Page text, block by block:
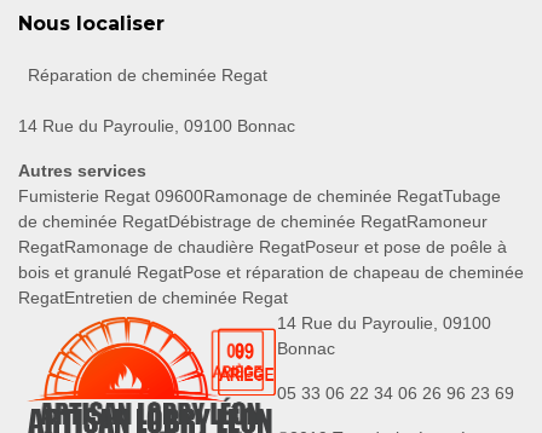
Nous localiser
Réparation de cheminée Regat
14 Rue du Payroulie, 09100 Bonnac
Autres services
Fumisterie Regat 09600Ramonage de cheminée RegatTubage
de cheminée RegatDébistrage de cheminée RegatRamoneur
RegatRamonage de chaudière RegatPoseur et pose de poêle à
bois et granulé RegatPose et réparation de chapeau de cheminée
RegatEntretien de cheminée Regat
14 Rue du Payroulie, 09100
Bonnac
05 33 06 22 34 06 26 96 23 69